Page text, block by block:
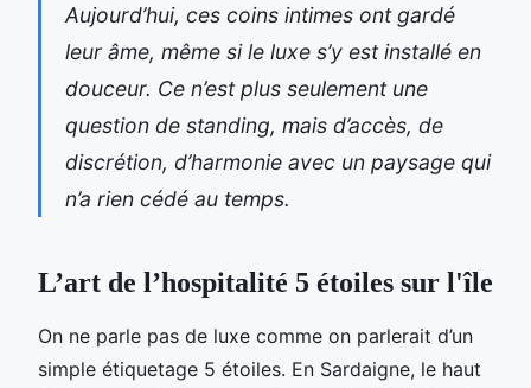
Aujourd’hui, ces coins intimes ont gardé
leur âme, même si le luxe s’y est installé en
douceur. Ce n’est plus seulement une
question de standing, mais d’accès, de
discrétion, d’harmonie avec un paysage qui
n’a rien cédé au temps.
L’art de l’hospitalité 5 étoiles sur l'île
On ne parle pas de luxe comme on parlerait d’un
simple étiquetage 5 étoiles. En Sardaigne, le haut